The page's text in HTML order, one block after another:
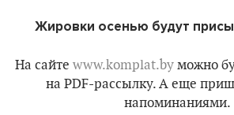
Жировки осенью будут
На сайте www.komplat.by можно
на PDF-рассылку. А еще
напоминаниями.